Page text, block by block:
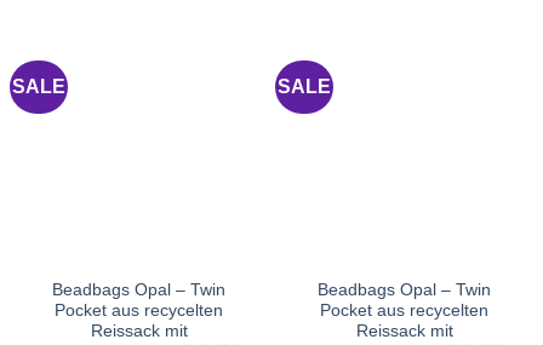
SALE
Beadbags Opal – Twin
Pocket aus recycelten
Reissack mit
SALE
Beadbags Opal – Twin
Pocket aus recycelten
Reissack mit